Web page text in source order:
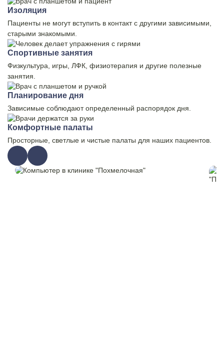
Изоляция
Пациенты не могут вступить в контакт с другими зависимыми,
старыми знакомыми.
Спортивные занятия
Физкультура, игры, ЛФК, физиотерапия и другие полезные
занятия.
Планирование дня
Зависимые соблюдают определенный распорядок дня.
Комфортные палаты
Просторные, светлые и чистые палаты для наших пациентов.